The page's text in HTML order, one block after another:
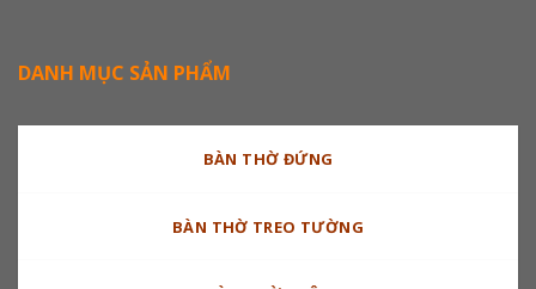
DANH MỤC SẢN PHẨM
BÀN THỜ ĐỨNG
BÀN THỜ TREO TƯỜNG